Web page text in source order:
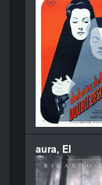
aura, El